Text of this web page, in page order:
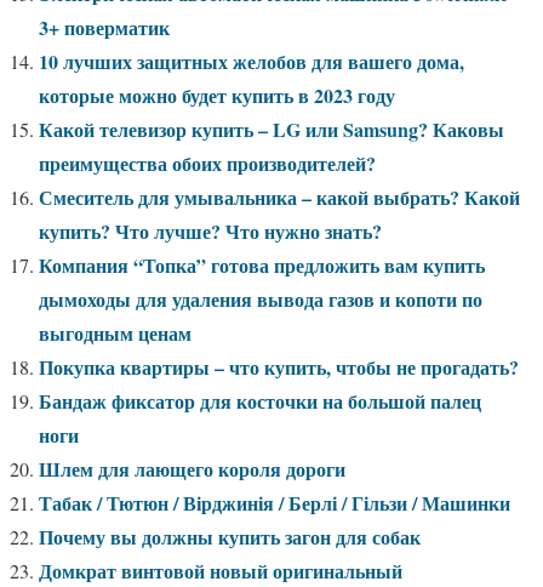
3+ поверматик
10 лучших защитных желобов для вашего дома,
которые можно будет купить в 2023 году
Какой телевизор купить – LG или Samsung? Каковы
преимущества обоих производителей?
Смеситель для умывальника – какой выбрать? Какой
купить? Что лучше? Что нужно знать?
Компания “Топка” готова предложить вам купить
дымоходы для удаления вывода газов и копоти по
выгодным ценам
Покупка квартиры – что купить, чтобы не прогадать?
Бандаж фиксатор для косточки на большой палец
ноги
Шлем для лающего короля дороги
Табак / Тютюн / Вірджинія / Берлі / Гільзи / Машинки
Почему вы должны купить загон для собак
Домкрат винтовой новый оригинальный